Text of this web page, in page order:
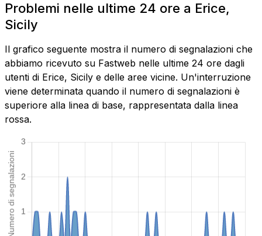
Problemi nelle ultime 24 ore a Erice,
Sicily
Il grafico seguente mostra il numero di segnalazioni che
abbiamo ricevuto su Fastweb nelle ultime 24 ore dagli
utenti di Erice, Sicily e delle aree vicine. Un'interruzione
viene determinata quando il numero di segnalazioni è
superiore alla linea di base, rappresentata dalla linea
rossa.